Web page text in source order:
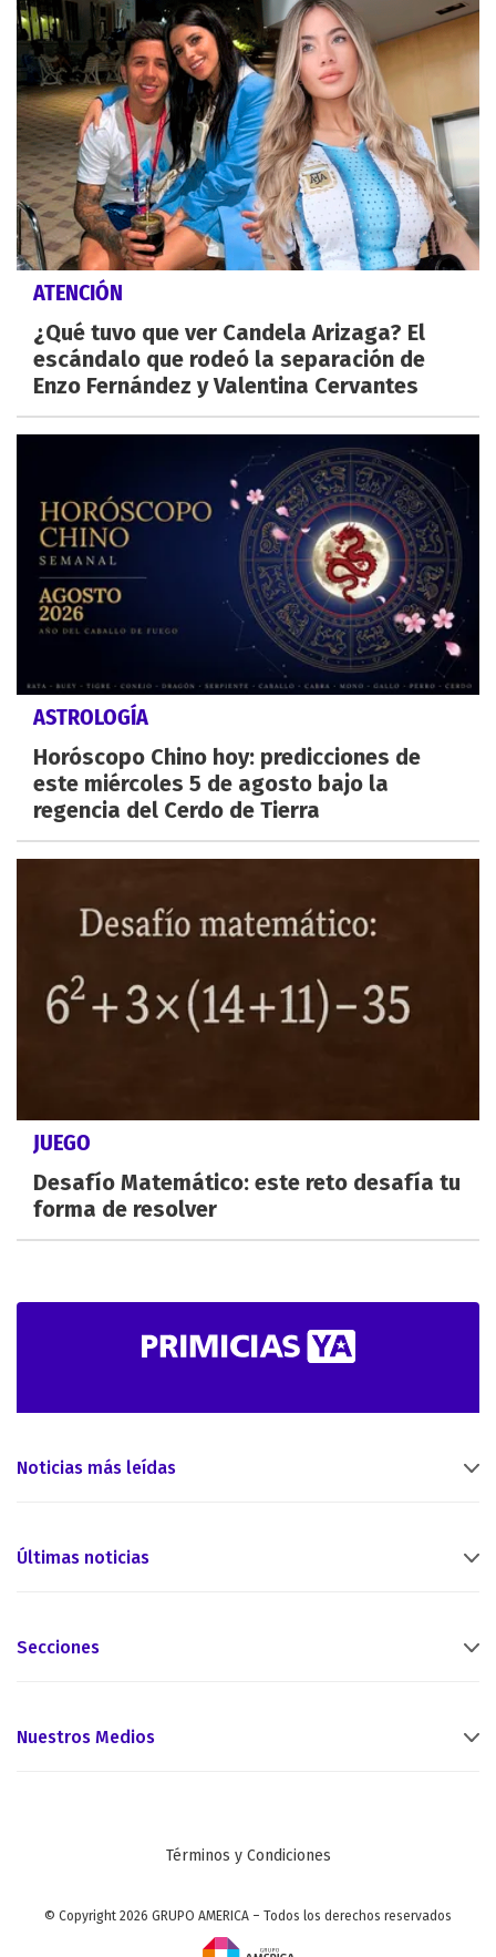
ATENCIÓN
¿Qué tuvo que ver Candela Arizaga? El
escándalo que rodeó la separación de
Enzo Fernández y Valentina Cervantes
ASTROLOGÍA
Horóscopo Chino hoy: predicciones de
este miércoles 5 de agosto bajo la
regencia del Cerdo de Tierra
JUEGO
Desafío Matemático: este reto desafía tu
forma de resolver
Noticias más leídas
Últimas noticias
Secciones
Nuestros Medios
Términos y Condiciones
© Copyright 2026 GRUPO AMERICA – Todos los derechos reservados